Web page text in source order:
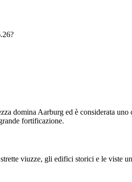
domina Aarburg ed è considerata
fortificazione.
viuzze, gli edifici storici e le viste